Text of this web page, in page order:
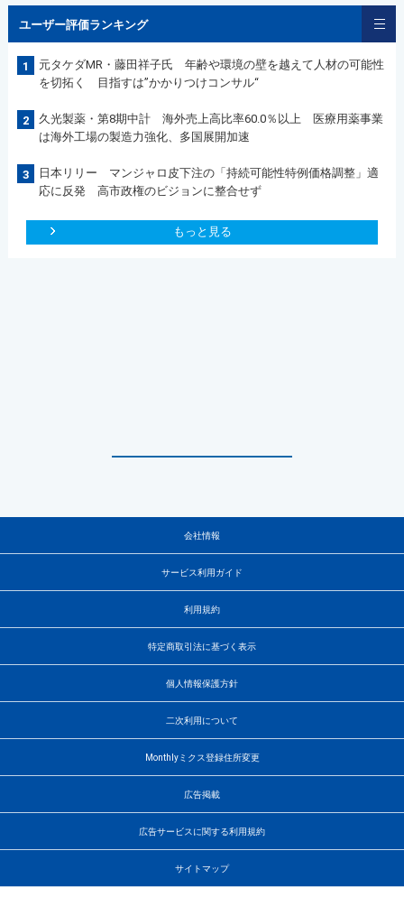
ユーザー評価ランキング
1
元タケダMR・藤田祥子氏 年齢や環境の壁を越えて人材の可能性
を切拓く 目指すは”かかりつけコンサル“
2
久光製薬・第8期中計 海外売上高比率60.0％以上 医療用薬事業
は海外工場の製造力強化、多国展開加速
3
日本リリー マンジャロ皮下注の「持続可能性特例価格調整」適
応に反発 高市政権のビジョンに整合せず
もっと見る
会社情報
サービス利用ガイド
利用規約
特定商取引法に基づく表示
個人情報保護方針
二次利用について
Monthlyミクス登録住所変更
広告掲載
広告サービスに関する利用規約
サイトマップ